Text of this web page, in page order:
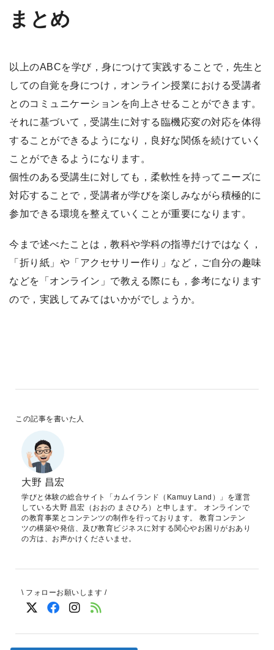
まとめ
以上のABCを学び，身につけて実践することで，先生と
しての自覚を身につけ，オンライン授業における受講者
とのコミュニケーションを向上させることができます。
それに基づいて，受講生に対する臨機応変の対応を体得
することができるようになり，良好な関係を続けていく
ことができるようになります。
個性のある受講生に対しても，柔軟性を持ってニーズに
対応することで，受講者が学びを楽しみながら積極的に
参加できる環境を整えていくことが重要になります。
今まで述べたことは，教科や学科の指導だけではなく，
「折り紙」や「アクセサリー作り」など，ご自分の趣味
などを「オンライン」で教える際にも，参考になります
ので，実践してみてはいかがでしょうか。
この記事を書いた人
大野 昌宏
学びと体験の総合サイト「カムイランド（Kamuy Land）」を運営
している大野 昌宏（おおの まさひろ）と申します。 オンラインで
の教育事業とコンテンツの制作を行っております。 教育コンテン
ツの構築や発信、及び教育ビジネスに対する関心やお困りがおあり
の方は、お声かけくださいませ。
\ フォローお願いします /